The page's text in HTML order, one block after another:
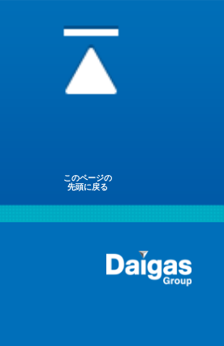
このページの
先頭に戻る